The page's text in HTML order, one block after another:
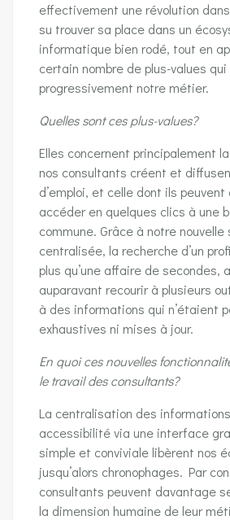
effectivement une révolution
su trouver sa place dans un
informatique bien rodé, tout en
certain nombre de plus-values
progressivement notre métier.
Quelles sont ces plus-values?
Elles concernent principalement
nos consultants créent et
d’emploi, et celle dont ils
accéder en quelques clics à une
commune. Grâce à notre nouvelle
centralisée, la recherche d’un
plus qu’une affaire de secondes,
auparavant recourir à plusieurs
à des informations qui n’étaient
exhaustives ni mises à jour.
En quoi ces nouvelles
le travail des consultants?
La centralisation des
accessibilité via une interface
simple et conviviale libèrent nos
jusqu’alors chronophages. Par
consultants peuvent davantage
la dimension humaine de leur